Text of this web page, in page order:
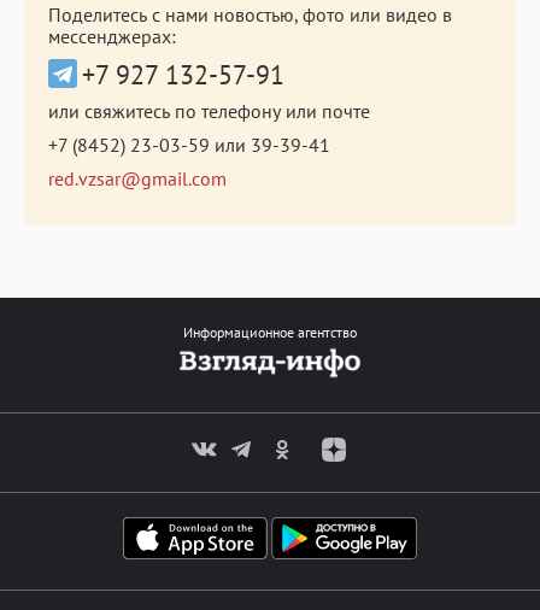
Поделитесь с нами новостью, фото или видео в
мессенджерах:
+7 927 132-57-91
или свяжитесь по телефону или почте
+7 (8452) 23-03-59 или 39-39-41
red.vzsar@gmail.com
Информационное агентство